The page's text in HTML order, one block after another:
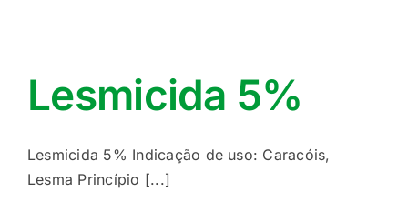
Lesmicida 5%
Lesmicida 5% Indicação de uso: Caracóis,
Lesma Princípio [...]